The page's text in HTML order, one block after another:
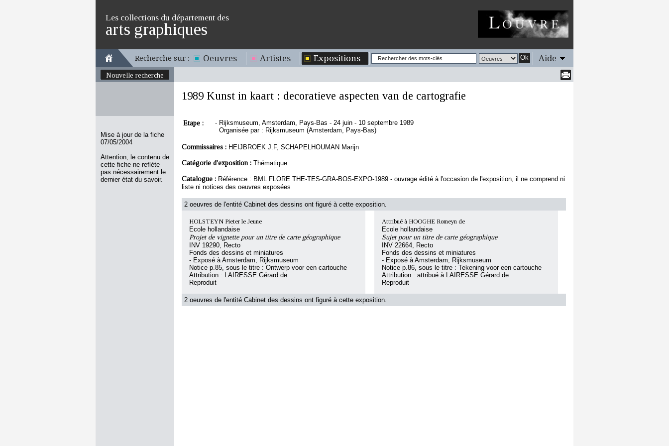
Les collections du département des
arts graphiques
Recherche sur : Oeuvres Artistes Expositions Ok Aide
Nouvelle recherche
Mise à jour de la fiche
07/05/2004
Attention, le contenu de
cette fiche ne reflète
pas nécessairement le
dernier état du savoir.
1989 Kunst in kaart : decoratieve aspecten van de cartografie
Etape : - Rijksmuseum, Amsterdam, Pays-Bas - 24 juin - 10 septembre 1989
Organisée par : Rijksmuseum (Amsterdam, Pays-Bas)
Commissaires : HEIJBROEK J.F, SCHAPELHOUMAN Marijn
Catégorie d'exposition : Thématique
Catalogue : Référence : BML FLORE THE-TES-GRA-BOS-EXPO-1989 - ouvrage édité à l'occasion de l'exposition, il ne comprend ni
liste ni notices des oeuvres exposées
2 oeuvres de l'entité Cabinet des dessins ont figuré à cette exposition.
HOLSTEYN Pieter le Jeune
Ecole hollandaise
Projet de vignette pour un titre de carte géographique
INV 19290, Recto
Fonds des dessins et miniatures
- Exposé à Amsterdam, Rijksmuseum
Notice p.85, sous le titre : Ontwerp voor een cartouche
Attribution : LAIRESSE Gérard de
Reproduit
Attribué à HOOGHE Romeyn de
Ecole hollandaise
Sujet pour un titre de carte géographique
INV 22664, Recto
Fonds des dessins et miniatures
- Exposé à Amsterdam, Rijksmuseum
Notice p.86, sous le titre : Tekening voor een cartouche
Attribution : attribué à LAIRESSE Gérard de
Reproduit
2 oeuvres de l'entité Cabinet des dessins ont figuré à cette exposition.